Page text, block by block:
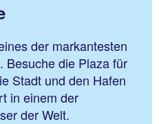
der markantesten
Besuche die Plaza für
Stadt und den Hafen
in einem der
der Welt.